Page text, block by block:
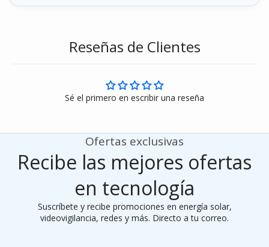
Reseñas de Clientes
Sé el primero en escribir una reseña
Ofertas exclusivas
Recibe las mejores ofertas
en tecnología
Suscríbete y recibe promociones en energía solar,
videovigilancia, redes y más. Directo a tu correo.